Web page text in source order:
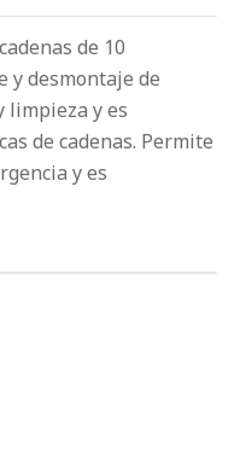
de 10
y desmontaje de
limpieza y es
de cadenas. Permite
y es